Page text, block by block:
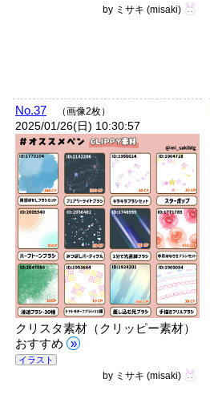
by ミサキ(misaki)
No.37 （画像2枚）
2025/01/26(日) 10:30:57
クリスタ素材（クリッピー素材）
おすすめ »
イラスト
by ミサキ(misaki)